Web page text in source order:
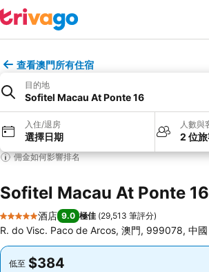
查看澳門所有住宿
目的地
Sofitel Macau At Ponte 16
入住/退房
選擇日期
人數與
2 位
佣金如何影響排名
Sofitel Macau At Ponte 16
5 星級
酒店 9.0 極佳 (29,513 筆評分)
R. do Visc. Paco de Arcos, 澳門, 999078, 中國
低至 $384
低至 $384